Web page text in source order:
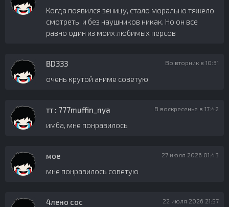
Когда появился зеницу, стало морально тяжело
смотреть, и без наушников никак. Но он все
равно один из моих любимых персов
BD333 Во вторник в 10:31
очень крутой аниме советую
тт : 777muffin_nya В воскресенье в 17:42
имба, мне понравилось
мое 27 июля 2026 01:43
мне понравилось советую
4лено сос 22 июля 2026 21:57